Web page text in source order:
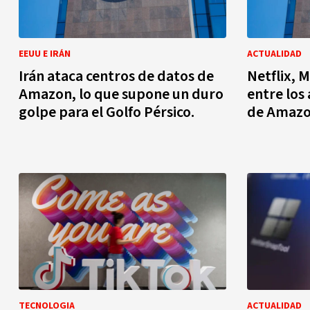
EEUU E IRÁN
Irán ataca centros de datos de
Amazon, lo que supone un duro
golpe para el Golfo Pérsico.
ACTUALIDAD
Netflix,
entre los
de
TECNOLOGIA ACTUALIDAD